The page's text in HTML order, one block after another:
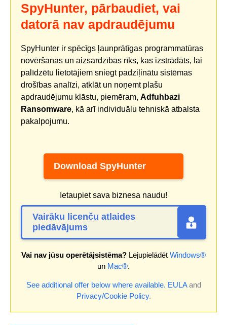
SpyHunter, pārbaudiet, vai
datorā nav apdraudējumu
SpyHunter ir spēcīgs ļaunprātīgas programmatūras
novēršanas un aizsardzības rīks, kas izstrādāts, lai
palīdzētu lietotājiem sniegt padziļinātu sistēmas
drošības analīzi, atklāt un noņemt plašu
apdraudējumu klāstu, piemēram, Adfuhbazi
Ransomware, kā arī individuālu tehniskā atbalsta
pakalpojumu.
Download SpyHunter
Ietaupiet sava biznesa naudu!
Vairāku licenču atlaides
piedāvājums
Vai nav jūsu operētājsistēma? Lejupielādēt Windows®
un Mac®.
See additional offer below where available. EULAand
Privacy/Cookie Policy.